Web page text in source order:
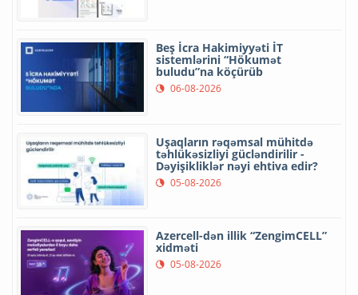
Beş İcra Hakimiyyəti İT
sistemlərini “Hökumət
buludu”na köçürüb
06-08-2026
Uşaqların rəqəmsal mühitdə
təhlükəsizliyi gücləndirilir -
Dəyişikliklər nəyi ehtiva edir?
05-08-2026
Azercell-dən illik “ZengimCELL”
xidməti
05-08-2026